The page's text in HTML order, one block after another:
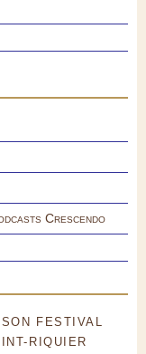
Crescendo
FESTIVAL
RIQUIER